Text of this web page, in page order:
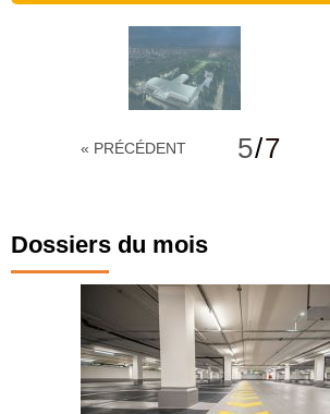
« PRÉCÉDENT 5/7
Dossiers du mois